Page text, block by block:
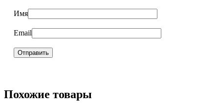
Имя
Email
Похожие товары